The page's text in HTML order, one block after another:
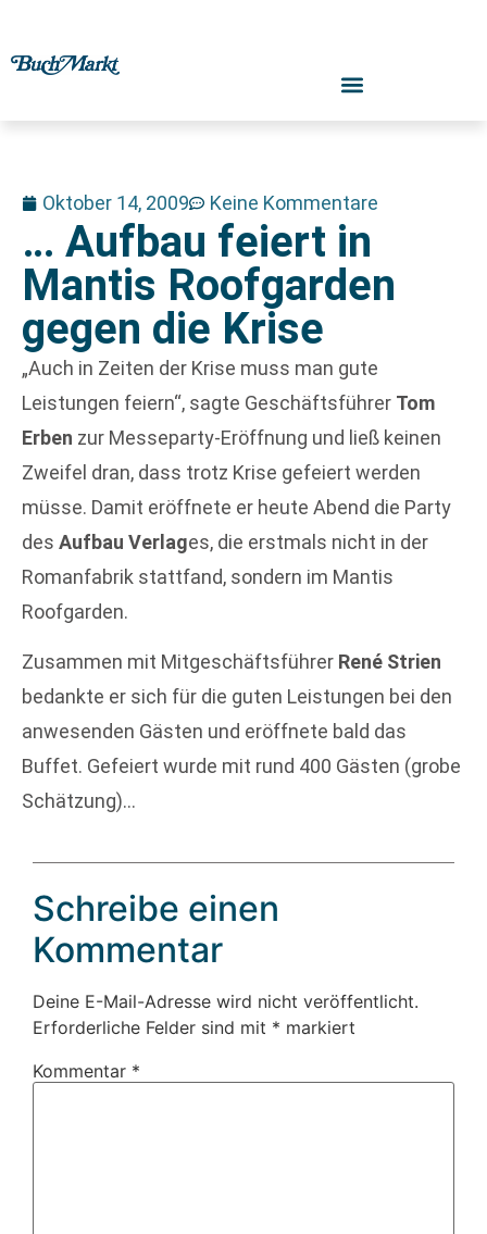
Oktober 14, 2009 Keine Kommentare
… Aufbau feiert in
Mantis Roofgarden
gegen die Krise
„Auch in Zeiten der Krise muss man gute
Leistungen feiern“, sagte Geschäftsführer Tom
Erben zur Messeparty-Eröffnung und ließ keinen
Zweifel dran, dass trotz Krise gefeiert werden
müsse. Damit eröffnete er heute Abend die Party
des Aufbau Verlages, die erstmals nicht in der
Romanfabrik stattfand, sondern im Mantis
Roofgarden.
Zusammen mit Mitgeschäftsführer René Strien
bedankte er sich für die guten Leistungen bei den
anwesenden Gästen und eröffnete bald das
Buffet. Gefeiert wurde mit rund 400 Gästen (grobe
Schätzung)…
Schreibe einen
Kommentar
Deine E-Mail-Adresse wird nicht veröffentlicht.
Erforderliche Felder sind mit * markiert
Kommentar *